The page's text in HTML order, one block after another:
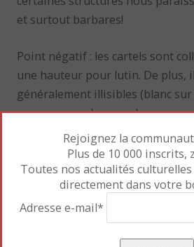
et surtout barbares!
Point négatif : les cartels sont
une hauteur pour lutin. De plus,
généralement illisibles (blanc sur
comme regarder sous la mer
Le petit plus : j’ai beaucoup
films d’époque, présentés
de passer au second étage de
mettent en exergue les diverses
dans l’exposition.
Rejoignez la
Plus de 10 000 inscrits,
Toutes nos actualités
directement dans votre
Adresse e-mail*